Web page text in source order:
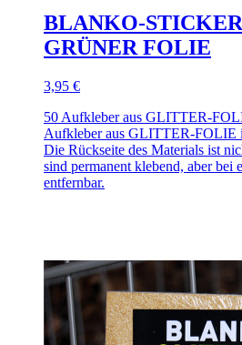
BLANKO-
GRÜNER FOLIE
3,95 €
50 Aufkleber aus GLITTER-
Aufkleber aus GLITTER-FOLIE
Die Rückseite des Materials ist
sind permanent klebend, aber bei
entfernbar.